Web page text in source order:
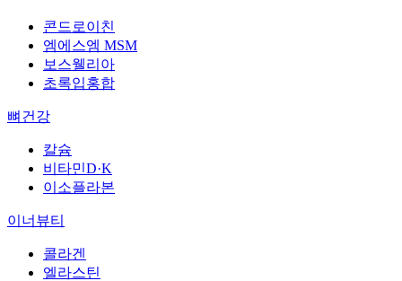
콘드로이친
엠에스엠 MSM
보스웰리아
초록입홍합
뼈건강
칼슘
비타민D·K
이소플라본
이너뷰티
콜라겐
엘라스틴